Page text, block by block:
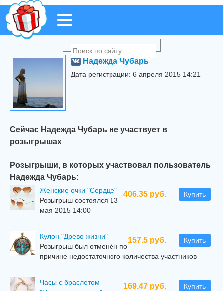
Надежда Чубарь
Дата регистрации: 6 апреля 2015 14:21
Сейчас Надежда Чубарь не участвует в
розыгрышах
Розыгрыши, в которых участвовал пользователь
Надежда Чубарь:
406.35 руб. Купить
Женские очки "Сердце"
Розыгрыш состоялся 13
мая 2015 14:00
157.5 руб. Купить
Кулон "Древо жизни"
Розыгрыш был отменён по
причине недостаточного количества участников
169.47 руб. Купить
Часы с браслетом